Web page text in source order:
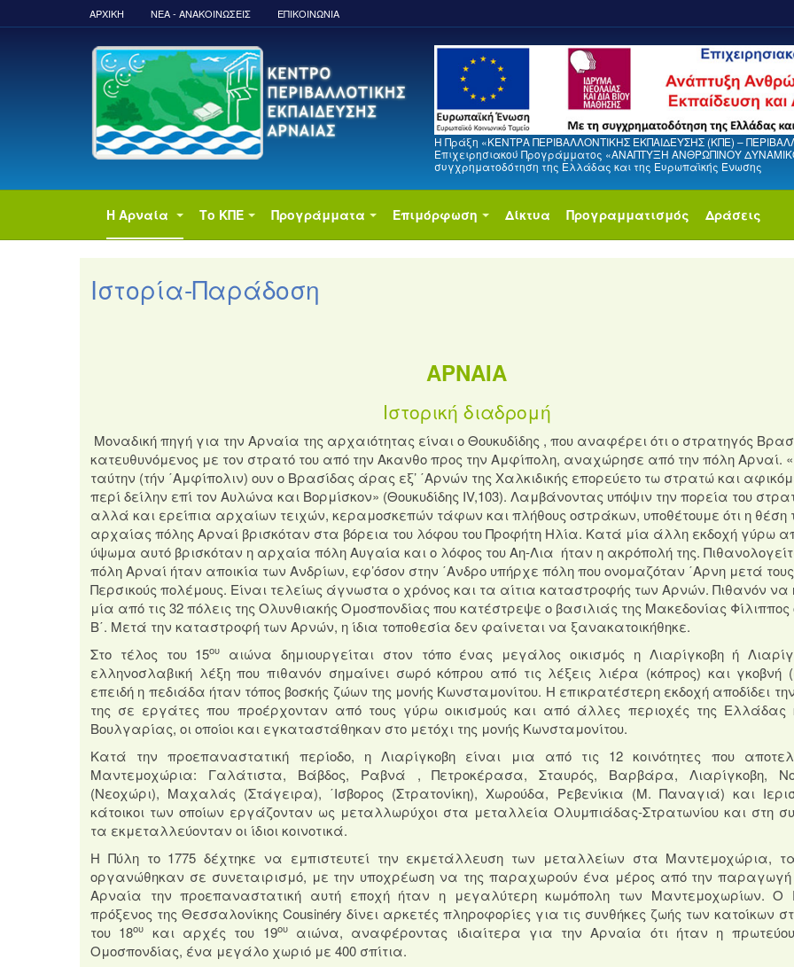
ΑΡΧΙΚΉ ΝΈΑ - ΑΝΑΚΟΙΝΏΣΕΙΣ ΕΠΙΚΟΙΝΩΝΙΑ
Η Πράξη «ΚΕΝΤΡΑ ΠΕΡΙΒΑΛΛΟΝΤΙΚΗΣ ΕΚΠΑΙΔΕΥΣΗΣ (ΚΠΕ) –
Επιχειρησιακού Προγράμματος «ΑΝΑΠΤΥΞΗ ΑΝΘΡΩΠΙΝΟΥ
συγχρηματοδότηση της Ελλάδας και της Ευρωπαϊκής Ένωσης
Η Αρναία Το ΚΠΕ Προγράμματα Επιμόρφωση Δίκτυα Προγραμματισμός Δράσεις
Ιστορία-Παράδοση
ΑΡΝΑΙΑ
Ιστορική διαδρομή
Μοναδική πηγή για την Αρναία της αρχαιότητας είναι ο Θουκυδίδης , που αναφέρει ότι ο στρατηγός
κατευθυνόμενος με τον στρατό του από την Ακανθο προς την Αμφίπολη, αναχώρησε από την πόλη Αρναί.
ταύτην (τήν ΄Αμφίπολιν) ουν ο Βρασίδας άρας εξ’ ΄Αρνών της Χαλκιδικής επορεύετο τω στρατώ και
περί δείλην επί τον Αυλώνα και Βορμίσκον» (Θουκυδίδης IV,103). Λαμβάνοντας υπόψιν την πορεία του
αλλά και ερείπια αρχαίων τειχών, κεραμοσκεπών τάφων και πλήθους οστράκων, υποθέτουμε ότι η θέση
αρχαίας πόλης Αρναί βρισκόταν στα βόρεια του λόφου του Προφήτη Ηλία. Κατά μία άλλη εκδοχή γύρω
ύψωμα αυτό βρισκόταν η αρχαία πόλη Αυγαία και ο λόφος του Αη-Λια ήταν η ακρόπολή της.
πόλη Αρναί ήταν αποικία των Ανδρίων, εφ’όσον στην ΄Ανδρο υπήρχε πόλη που ονομαζόταν ΄Αρνη μετά τους
Περσικούς πολέμους. Είναι τελείως άγνωστα ο χρόνος και τα αίτια καταστροφής των Αρνών. Πιθανόν να
μία από τις 32 πόλεις της Ολυνθιακής Ομοσπονδίας που κατέστρεψε ο βασιλιάς της Μακεδονίας Φίλιππος
Β΄. Μετά την καταστροφή των Αρνών, η ίδια τοποθεσία δεν φαίνεται να ξανακατοικήθηκε.
Στο τέλος του 15ου αιώνα δημιουργείται στον τόπο ένας μεγάλος οικισμός η Λιαρίγκοβη ή
ελληνοσλαβική λέξη που πιθανόν σημαίνει σωρό κόπρου από τις λέξεις λιέρα (κόπρος) και γκοβνή
επειδή η πεδιάδα ήταν τόπος βοσκής ζώων της μονής Κωνσταμονίτου. Η επικρατέστερη εκδοχή αποδίδει
της σε εργάτες που προέρχονταν από τους γύρω οικισμούς και από άλλες περιοχές της Ελλάδας
Βουλγαρίας, οι οποίοι και εγκαταστάθηκαν στο μετόχι της μονής Κωνσταμονίτου.
Κατά την προεπαναστατική περίοδο, η Λιαρίγκοβη είναι μια από τις 12 κοινότητες που
Μαντεμοχώρια: Γαλάτιστα, Βάβδος, Ραβνά , Πετροκέρασα, Σταυρός, Βαρβάρα, Λιαρίγκοβη,
(Νεοχώρι), Μαχαλάς (Στάγειρα), ΄Ισβορος (Στρατονίκη), Χωρούδα, Ρεβενίκια (Μ. Παναγιά) και
κάτοικοι των οποίων εργάζονταν ως μεταλλωρύχοι στα μεταλλεία Ολυμπιάδας-Στρατωνίου και στη
τα εκμεταλλεύονταν οι ίδιοι κοινοτικά.
Η Πύλη το 1775 δέχτηκε να εμπιστευτεί την εκμετάλλευση των μεταλλείων στα Μαντεμοχώρια,
οργανώθηκαν σε συνεταιρισμό, με την υποχρέωση να της παραχωρούν ένα μέρος από την παραγωγή
Αρναία την προεπαναστατική αυτή εποχή ήταν η μεγαλύτερη κωμόπολη των Μαντεμοχωρίων. Ο
πρόξενος της Θεσσαλονίκης Cousinéry δίνει αρκετές πληροφορίες για τις συνθήκες ζωής των κατοίκων
του 18ου και αρχές του 19ουαιώνα, αναφέροντας ιδιαίτερα για την Αρναία ότι ήταν η
Ομοσπονδίας, ένα μεγάλο χωριό με 400 σπίτια.